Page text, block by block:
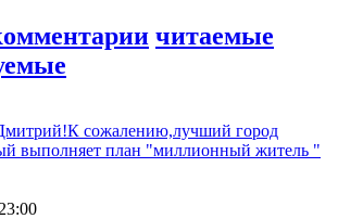
читаемые
сожалению,лучший город
выполняет план "миллионный житель "